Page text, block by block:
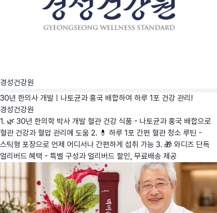
경성건강원
30년 한의사 개발ㅣ나토균과 홍국 배합하여 하루 1포 건강 관리!
경성건강원
1. 🌿 30년 한의학 박사 개발 혈관 건강 식품 - 나토균과 홍국 배합으로
혈관 건강과 혈압 관리에 도움 2. 💊 하루 1포 간편 혈관 청소 루틴 -
스틱형 포장으로 언제 어디서나 간편하게 섭취 가능 3. 🎁 와디즈 단독
얼리버드 혜택 - 특별 구성과 얼리버드 할인, 무료배송 제공